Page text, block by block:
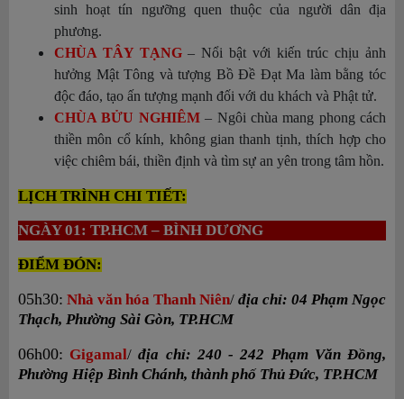
sinh hoạt tín ngưỡng quen thuộc của người dân địa
phương.
CHÙA TÂY TẠNG – Nổi bật với kiến trúc chịu ảnh
hưởng Mật Tông và tượng Bồ Đề Đạt Ma làm bằng tóc
độc đáo, tạo ấn tượng mạnh đối với du khách và Phật tử.
CHÙA BỬU NGHIÊM – Ngôi chùa mang phong cách
thiền môn cổ kính, không gian thanh tịnh, thích hợp cho
việc chiêm bái, thiền định và tìm sự an yên trong tâm hồn.
LỊCH TRÌNH CHI TIẾT:
NGÀY 01: TP.HCM – BÌNH DƯƠNG
ĐIỂM ĐÓN:
05h30: Nhà văn hóa Thanh Niên/ địa chỉ: 04 Phạm Ngọc
Thạch, Phường Sài Gòn, TP.HCM
06h00: Gigamal/địa chỉ: 240 - 242 Phạm Văn Đồng,
Phường Hiệp Bình Chánh, thành phố Thủ Đức, TP.HCM